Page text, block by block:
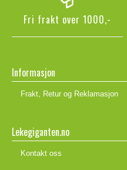
Fri frakt over 1000,-
Informasjon
Frakt, Retur og Reklamasjon
Lekegiganten.no
Kontakt oss